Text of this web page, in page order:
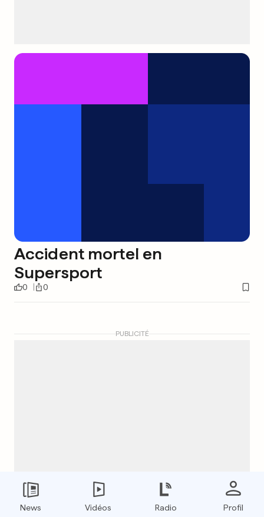
Accident mortel en
Supersport
0 0
PUBLICITÉ
News Vidéos Radio Profil